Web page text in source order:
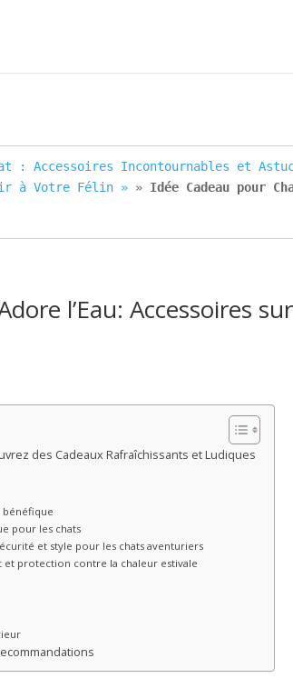
: Accessoires Incontournables et
à Votre Félin » » Idée Cadeau pour
l’Eau: Accessoires
des Cadeaux Rafraîchissants et Ludiques
bénéfique
pour les chats
et style pour les chats aventuriers
protection contre la chaleur estivale